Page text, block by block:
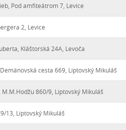
Pod amfiteátrom 7, Levice
2, Levice
Kláštorská 24A, Levoča
cesta 669, Liptovský Mikuláš
860/9, Liptovský Mikuláš
13, Liptovský Mikuláš